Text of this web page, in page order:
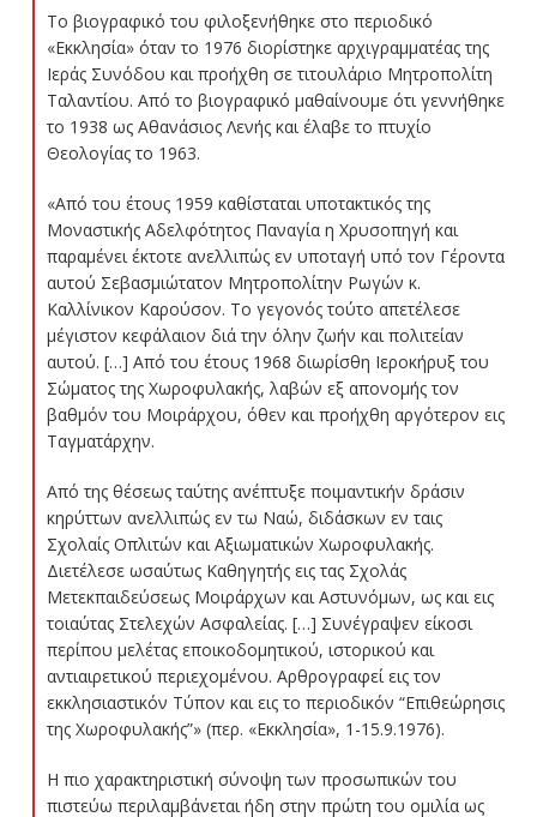
Το βιογραφικό του φιλοξενήθηκε στο περιοδικό
«Εκκλησία» όταν το 1976 διορίστηκε αρχιγραμματέας της
Ιεράς Συνόδου και προήχθη σε τιτουλάριο Μητροπολίτη
Ταλαντίου. Από το βιογραφικό μαθαίνουμε ότι γεννήθηκε
το 1938 ως Αθανάσιος Λενής και έλαβε το πτυχίο
Θεολογίας το 1963.
«Από του έτους 1959 καθίσταται υποτακτικός της
Μοναστικής Αδελφότητος Παναγία η Χρυσοπηγή και
παραμένει έκτοτε ανελλιπώς εν υποταγή υπό τον Γέροντα
αυτού Σεβασμιώτατον Μητροπολίτην Ρωγών κ.
Καλλίνικον Καρούσον. Το γεγονός τούτο απετέλεσε
μέγιστον κεφάλαιον διά την όλην ζωήν και πολιτείαν
αυτού. […] Από του έτους 1968 διωρίσθη Ιεροκήρυξ του
Σώματος της Χωροφυλακής, λαβών εξ απονομής τον
βαθμόν του Μοιράρχου, όθεν και προήχθη αργότερον εις
Ταγματάρχην.
Από της θέσεως ταύτης ανέπτυξε ποιμαντικήν δράσιν
κηρύττων ανελλιπώς εν τω Ναώ, διδάσκων εν ταις
Σχολαίς Οπλιτών και Αξιωματικών Χωροφυλακής.
Διετέλεσε ωσαύτως Καθηγητής εις τας Σχολάς
Μετεκπαιδεύσεως Μοιράρχων και Αστυνόμων, ως και εις
τοιαύτας Στελεχών Ασφαλείας. […] Συνέγραψεν είκοσι
περίπου μελέτας εποικοδομητικού, ιστορικού και
αντιαιρετικού περιεχομένου. Αρθρογραφεί εις τον
εκκλησιαστικόν Τύπον και εις το περιοδικόν “Επιθεώρησις
της Χωροφυλακής”» (περ. «Εκκλησία», 1-15.9.1976).
Η πιο χαρακτηριστική σύνοψη των προσωπικών του
πιστεύω περιλαμβάνεται ήδη στην πρώτη του ομιλία ως